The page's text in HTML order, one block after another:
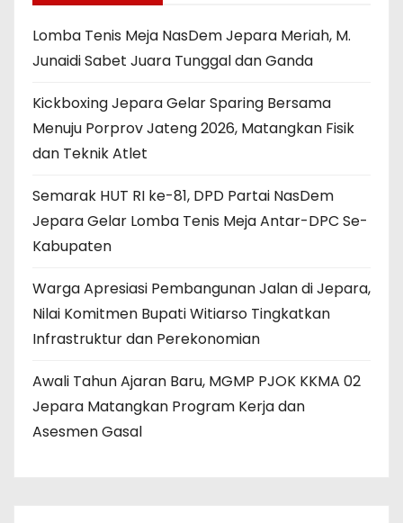
Lomba Tenis Meja NasDem Jepara Meriah, M.
Junaidi Sabet Juara Tunggal dan Ganda
Kickboxing Jepara Gelar Sparing Bersama
Menuju Porprov Jateng 2026, Matangkan Fisik
dan Teknik Atlet
Semarak HUT RI ke-81, DPD Partai NasDem
Jepara Gelar Lomba Tenis Meja Antar-DPC Se-
Kabupaten
Warga Apresiasi Pembangunan Jalan di Jepara,
Nilai Komitmen Bupati Witiarso Tingkatkan
Infrastruktur dan Perekonomian
Awali Tahun Ajaran Baru, MGMP PJOK KKMA 02
Jepara Matangkan Program Kerja dan
Asesmen Gasal